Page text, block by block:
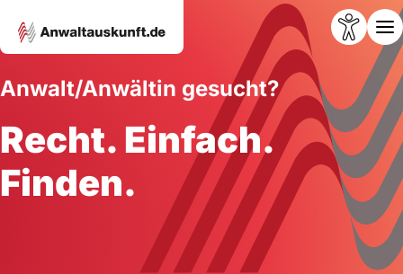
Anwalt/Anwältin gesucht?
Recht. Einfach.
Finden.